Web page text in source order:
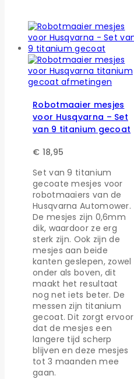
Robotmaaier mesjes
voor Husqvarna – Set
van 9 titanium gecoat
€ 18,95
Set van 9 titanium
gecoate mesjes voor
robotmaaiers van de
Husqvarna Automower.
De mesjes zijn 0,6mm
dik, waardoor ze erg
sterk zijn. Ook zijn de
mesjes aan beide
kanten geslepen, zowel
onder als boven, dit
maakt het resultaat
nog net iets beter. De
messen zijn titanium
gecoat. Dit zorgt ervoor
dat de mesjes een
langere tijd scherp
blijven en deze mesjes
tot 3 maanden mee
gaan.